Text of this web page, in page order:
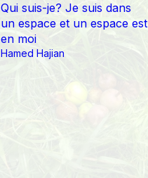
Qui suis-je? Je suis dans
un espace et un espace est
en moi
Hamed Hajian